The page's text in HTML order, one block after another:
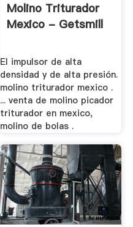
Molino Triturador
Mexico - Getsmill
El impulsor de alta
densidad y de alta presión.
molino triturador mexico .
... venta de molino picador
triturador en mexico,
molino de bolas .